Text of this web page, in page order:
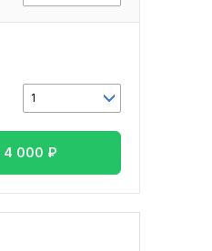
1
4 000 ₽